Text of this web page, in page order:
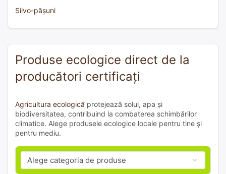
Silvo-pășuni
Produse ecologice direct de la
producători certificați
Agricultura ecologică protejează solul, apa și
biodiversitatea, contribuind la combaterea schimbărilor
climatice. Alege produsele ecologice locale pentru tine și
pentru mediu.